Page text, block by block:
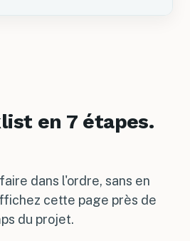
en 7 étapes.
dans l'ordre, sans en
cette page près de
du projet.